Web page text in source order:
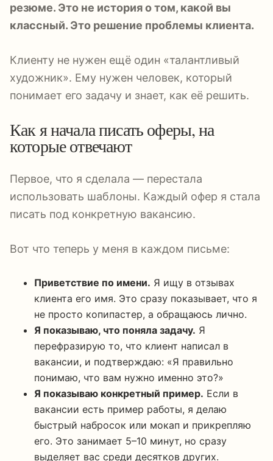
резюме. Это не история о том, какой вы
классный. Это решение проблемы клиента.
Клиенту не нужен ещё один «талантливый
художник». Ему нужен человек, который
понимает его задачу и знает, как её решить.
Как я начала писать оферы, на
которые отвечают
Первое, что я сделала — перестала
использовать шаблоны. Каждый офер я стала
писать под конкретную вакансию.
Вот что теперь у меня в каждом письме:
Приветствие по имени. Я ищу в отзывах
клиента его имя. Это сразу показывает, что я
не просто копипастер, а обращаюсь лично.
Я показываю, что поняла задачу. Я
перефразирую то, что клиент написал в
вакансии, и подтверждаю: «Я правильно
понимаю, что вам нужно именно это?»
Я показываю конкретный пример. Если в
вакансии есть пример работы, я делаю
быстрый набросок или мокап и прикрепляю
его. Это занимает 5–10 минут, но сразу
выделяет вас среди десятков других.